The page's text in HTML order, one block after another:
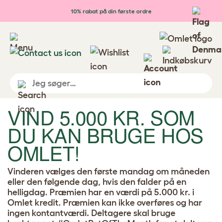
Gå til hovedindhold10% rabat på din første ordre
VIND 5.000 KR. SOM
DU KAN BRUGE HOS
OMLET!
Vinderen vælges den første mandag om måneden
eller den følgende dag, hvis den falder på en
helligdag. Præmien har en værdi på 5.000 kr. i
Omlet kredit. Præmien kan ikke overføres og har
ingen kontantværdi. Deltagere skal bruge